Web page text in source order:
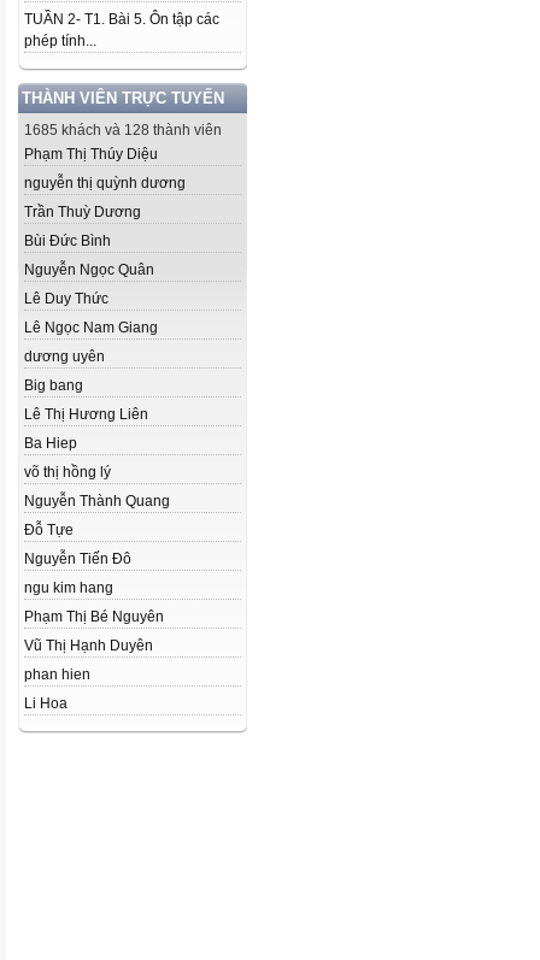
TUẦN 2- T1. Bài 5. Ôn tập các
phép tính...
THÀNH VIÊN TRỰC TUYẾN
1685 khách và 128 thành viên
Phạm Thị Thúy Diệu
nguyễn thị quỳnh dương
Trần Thuỳ Dương
Bùi Đức Bình
Nguyễn Ngọc Quân
Lê Duy Thức
Lê Ngọc Nam Giang
dương uyên
Big bang
Lê Thị Hương Liên
Ba Hiep
võ thị hồng lý
Nguyễn Thành Quang
Đỗ Tựe
Nguyễn Tiến Đô
ngu kim hang
Phạm Thị Bé Nguyên
Vũ Thị Hạnh Duyên
phan hien
Li Hoa